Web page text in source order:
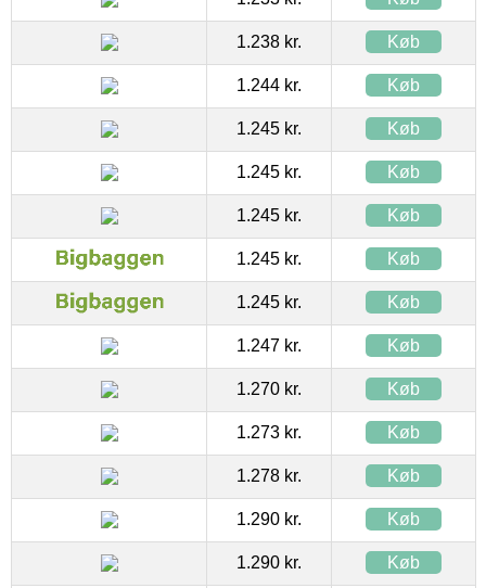
1.238 kr. Køb
1.244 kr. Køb
1.245 kr. Køb
1.245 kr. Køb
1.245 kr. Køb
1.245 kr. Køb
1.245 kr. Køb
1.247 kr. Køb
1.270 kr. Køb
1.273 kr. Køb
1.278 kr. Køb
1.290 kr. Køb
1.290 kr. Køb